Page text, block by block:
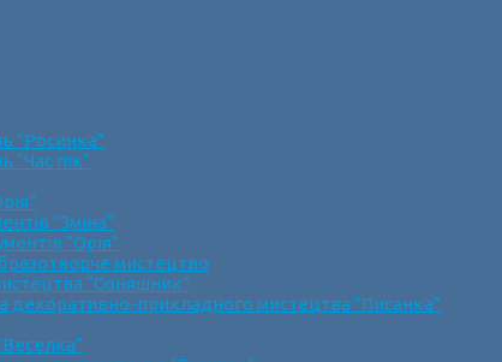
“Росинка”
“Час пік”
“Зміна”
“Орія”
мистецтво
“Соняшник”
декоративно-прикладного мистецтва “Писанка”